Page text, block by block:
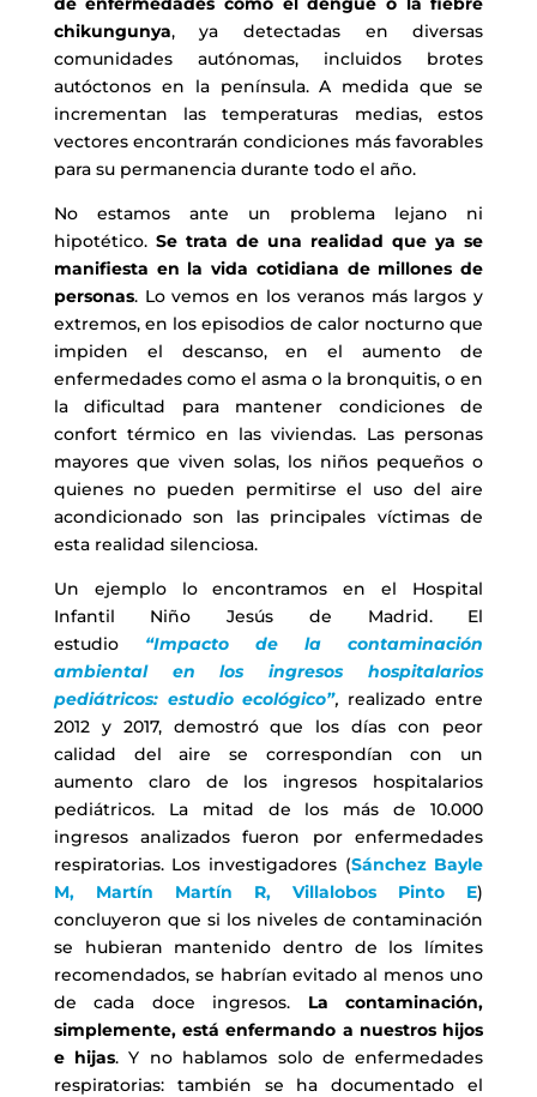
chikungunya, ya detectadas en diversas
comunidades autónomas, incluidos brotes
autóctonos en la península. A medida que se
incrementan las temperaturas medias, estos
vectores encontrarán condiciones más favorables
para su permanencia durante todo el año.
No estamos ante un problema lejano ni
hipotético. Se trata de una realidad que ya se
manifiesta en la vida cotidiana de millones de
personas. Lo vemos en los veranos más largos y
extremos, en los episodios de calor nocturno que
impiden el descanso, en el aumento de
enfermedades como el asma o la bronquitis, o en
la dificultad para mantener condiciones de
confort térmico en las viviendas. Las personas
mayores que viven solas, los niños pequeños o
quienes no pueden permitirse el uso del aire
acondicionado son las principales víctimas de
esta realidad silenciosa.
Un ejemplo lo encontramos en el Hospital
Infantil Niño Jesús de Madrid. El
estudio “Impacto de la contaminación
ambiental en los ingresos hospitalarios
pediátricos: estudio ecológico”, realizado entre
2012 y 2017, demostró que los días con peor
calidad del aire se correspondían con un
aumento claro de los ingresos hospitalarios
pediátricos. La mitad de los más de 10.000
ingresos analizados fueron por enfermedades
respiratorias. Los investigadores (Sánchez Bayle
M, Martín Martín R, Villalobos Pinto E)
concluyeron que si los niveles de contaminación
se hubieran mantenido dentro de los límites
recomendados, se habrían evitado al menos uno
de cada doce ingresos. La contaminación,
simplemente, está enfermando a nuestros hijos
e hijas. Y no hablamos solo de enfermedades
respiratorias: también se ha documentado el